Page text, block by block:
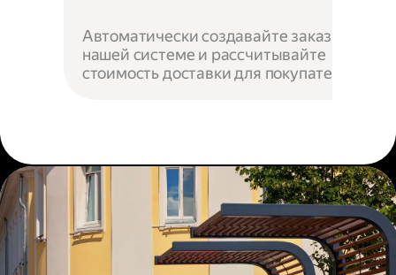
Автоматически создавайте заказы в
нашей системе и рассчитывайте
стоимость доставки для покупателей.